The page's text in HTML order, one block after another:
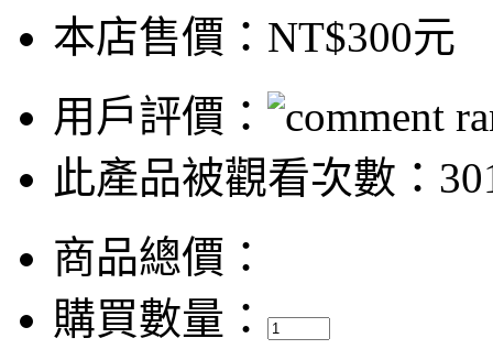
本店售價： NT$300元
用戶評價：
此產品被觀看次數：
商品總價：
購買數量：